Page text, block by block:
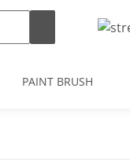
PAINT BRUSH